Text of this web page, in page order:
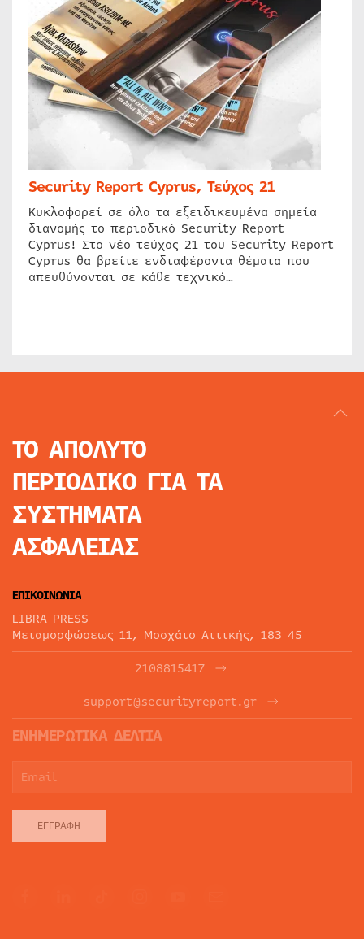
Security Report Cyprus, Τεύχος 21
Κυκλοφορεί σε όλα τα εξειδικευμένα σημεία
διανομής το περιοδικό Security Report
Cyprus! Στο νέο τεύχος 21 του Security Report
Cyprus θα βρείτε ενδιαφέροντα θέματα που
απευθύνονται σε κάθε τεχνικό…
ΤΟ ΑΠΟΛΥΤΟ
ΠΕΡΙΟΔΙΚΟ ΓΙΑ ΤΑ
ΣΥΣΤΗΜΑΤΑ
ΑΣΦΑΛΕΙΑΣ
ΕΠΙΚΟΙΝΩΝΙΑ
LIBRA PRESS
Μεταμορφώσεως 11, Μοσχάτο Αττικής, 183 45
2108815417
support@securityreport.gr
ΕΝΗΜΕΡΩΤΙΚΑ ΔΕΛΤΙΑ
ΕΓΓΡΑΦΉ